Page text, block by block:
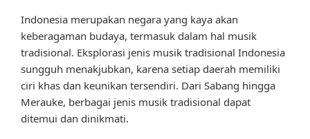
Indonesia merupakan negara yang kaya akan
keberagaman budaya, termasuk dalam hal musik
tradisional. Eksplorasi jenis musik tradisional Indonesia
sungguh menakjubkan, karena setiap daerah memiliki
ciri khas dan keunikan tersendiri. Dari Sabang hingga
Merauke, berbagai jenis musik tradisional dapat
ditemui dan dinikmati.